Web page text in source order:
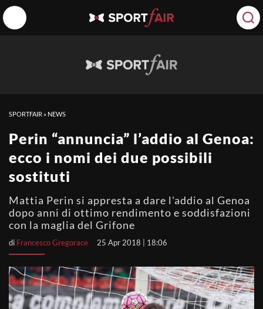
SPORTFAIR » NEWS
Perin “annuncia” l’addio al Genoa:
ecco i nomi dei due possibili
sostituti
Mattia Perin si appresta a dare l'addio al Genoa
dopo anni di ottimo rendimento e soddisfazioni
con la maglia del Grifone
di Francesco Gregorace 25 Apr 2018 | 18:06